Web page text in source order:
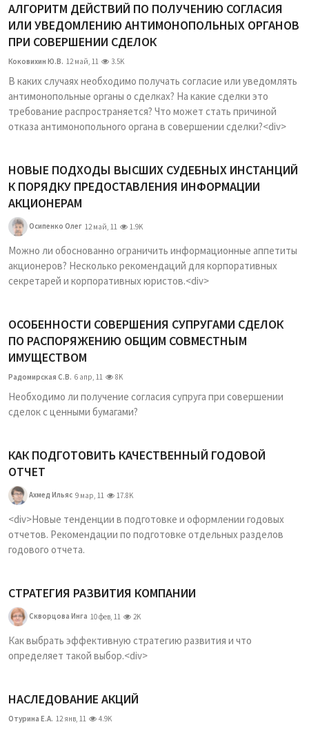
АЛГОРИТМ ДЕЙСТВИЙ ПО ПОЛУЧЕНИЮ СОГЛАСИЯ
ИЛИ УВЕДОМЛЕНИЮ АНТИМОНОПОЛЬНЫХ ОРГАНОВ
ПРИ СОВЕРШЕНИИ СДЕЛОК
Коковихин Ю.В. 12 май, 11 3.5K
В каких случаях необходимо получать согласие или уведомлять
антимонопольные органы о сделках? На какие сделки это
требование распространяется? Что может стать причиной
отказа антимонопольного органа в совершении сделки?<div>
НОВЫЕ ПОДХОДЫ ВЫСШИХ СУДЕБНЫХ ИНСТАНЦИЙ
К ПОРЯДКУ ПРЕДОСТАВЛЕНИЯ ИНФОРМАЦИИ
АКЦИОНЕРАМ
Осипенко Олег 12 май, 11 1.9K
Можно ли обоснованно ограничить информационные аппетиты
акционеров? Несколько рекомендаций для корпоративных
секретарей и корпоративных юристов.<div>
ОСОБЕННОСТИ СОВЕРШЕНИЯ СУПРУГАМИ СДЕЛОК
ПО РАСПОРЯЖЕНИЮ ОБЩИМ СОВМЕСТНЫМ
ИМУЩЕСТВОМ
Радомирская С.В. 6 апр, 11 8K
Необходимо ли получение согласия супруга при совершении
сделок с ценными бумагами?
КАК ПОДГОТОВИТЬ КАЧЕСТВЕННЫЙ ГОДОВОЙ
ОТЧЕТ
Ахмед Ильяс 9 мар, 11 17.8K
<div>Новые тенденции в подготовке и оформлении годовых
отчетов. Рекомендации по подготовке отдельных разделов
годового отчета.
СТРАТЕГИЯ РАЗВИТИЯ КОМПАНИИ
Скворцова Инга 10 фев, 11 2K
Как выбрать эффективную стратегию развития и что
определяет такой выбор.<div>
НАСЛЕДОВАНИЕ АКЦИЙ
Отурина Е.А. 12 янв, 11 4.9K